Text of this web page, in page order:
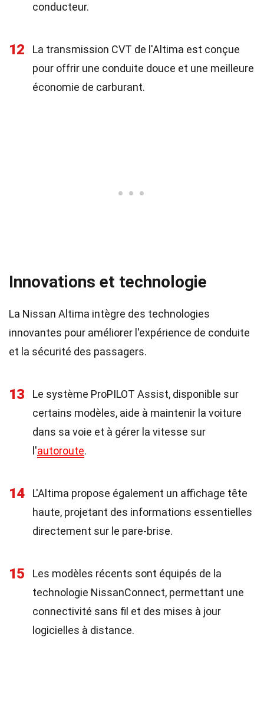
conducteur.
12
La transmission CVT de l'Altima est conçue
pour offrir une conduite douce et une meilleure
économie de carburant.
Innovations et technologie
La Nissan Altima intègre des technologies
innovantes pour améliorer l'expérience de conduite
et la sécurité des passagers.
13
Le système ProPILOT Assist, disponible sur
certains modèles, aide à maintenir la voiture
dans sa voie et à gérer la vitesse sur
l'autoroute.
14
L'Altima propose également un affichage tête
haute, projetant des informations essentielles
directement sur le pare-brise.
15
Les modèles récents sont équipés de la
technologie NissanConnect, permettant une
connectivité sans fil et des mises à jour
logicielles à distance.